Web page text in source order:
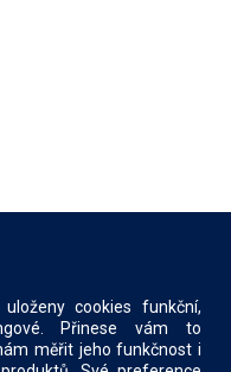
cookies funkční,
Přinese vám to
měřit jeho funkčnost i